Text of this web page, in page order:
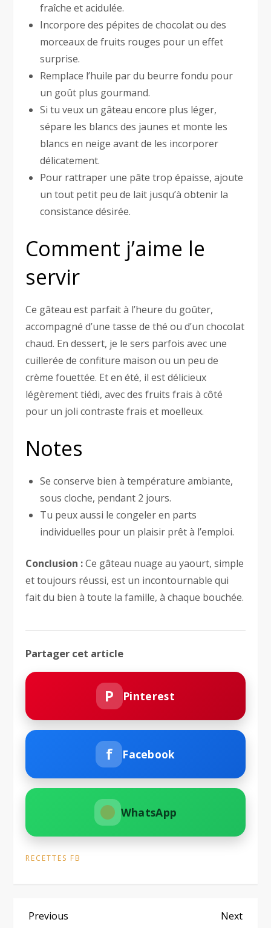
fraîche et acidulée.
Incorpore des pépites de chocolat ou des
morceaux de fruits rouges pour un effet
surprise.
Remplace l’huile par du beurre fondu pour
un goût plus gourmand.
Si tu veux un gâteau encore plus léger,
sépare les blancs des jaunes et monte les
blancs en neige avant de les incorporer
délicatement.
Pour rattraper une pâte trop épaisse, ajoute
un tout petit peu de lait jusqu’à obtenir la
consistance désirée.
Comment j’aime le
servir
Ce gâteau est parfait à l’heure du goûter,
accompagné d’une tasse de thé ou d’un chocolat
chaud. En dessert, je le sers parfois avec une
cuillerée de confiture maison ou un peu de
crème fouettée. Et en été, il est délicieux
légèrement tiédi, avec des fruits frais à côté
pour un joli contraste frais et moelleux.
Notes
Se conserve bien à température ambiante,
sous cloche, pendant 2 jours.
Tu peux aussi le congeler en parts
individuelles pour un plaisir prêt à l’emploi.
Conclusion :Ce gâteau nuage au yaourt, simple
et toujours réussi, est un incontournable qui
fait du bien à toute la famille, à chaque bouchée.
Partager cet article
P Pinterest
f Facebook
WhatsApp
RECETTES FB
N
Previous
Previous
Next
Next